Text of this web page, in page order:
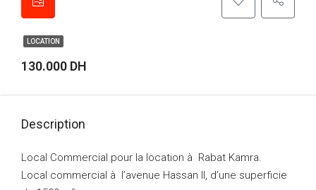
LOCATION
130.000 DH
Description
Local Commercial pour la location à Rabat Kamra.
Local commercial à l’avenue Hassan II, d’une superficie